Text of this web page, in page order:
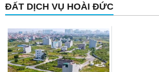
ĐẤT DỊCH VỤ HOÀI ĐỨC